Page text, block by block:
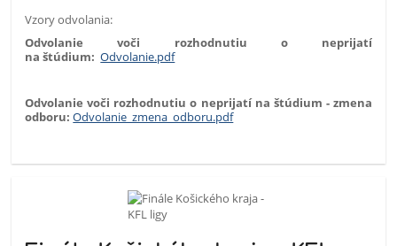
Vzory odvolania:
Odvolanie voči rozhodnutiu o neprijatí
na štúdium:Odvolanie.pdf
Odvolanie voči rozhodnutiu o neprijatí na štúdium - zmena
odboru:Odvolanie_zmena_odboru.pdf